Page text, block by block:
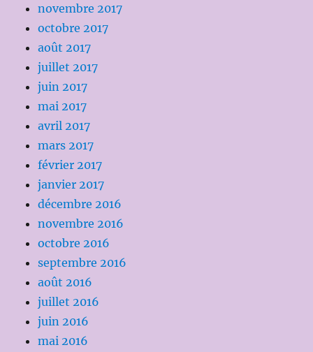
novembre 2017
octobre 2017
août 2017
juillet 2017
juin 2017
mai 2017
avril 2017
mars 2017
février 2017
janvier 2017
décembre 2016
novembre 2016
octobre 2016
septembre 2016
août 2016
juillet 2016
juin 2016
mai 2016